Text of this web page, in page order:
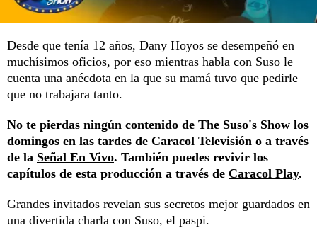
Desde que tenía 12 años, Dany Hoyos se desempeñó en
muchísimos oficios, por eso mientras habla con Suso le
cuenta una anécdota en la que su mamá tuvo que pedirle
que no trabajara tanto.
No te pierdas ningún contenido de The Suso's Show los
domingos en las tardes de Caracol Televisión o a través
de la Señal En Vivo. También puedes revivir los
capítulos de esta producción a través de Caracol Play.
Grandes invitados revelan sus secretos mejor guardados en
una divertida charla con Suso, el paspi.